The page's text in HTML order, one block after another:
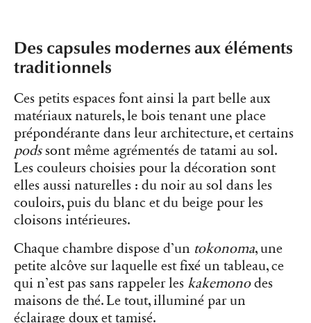
Des capsules modernes aux éléments
traditionnels
Ces petits espaces font ainsi la part belle aux
matériaux naturels, le bois tenant une place
prépondérante dans leur architecture, et certains
podssont même agrémentés de tatami au sol.
Les couleurs choisies pour la décoration sont
elles aussi naturelles : du noir au sol dans les
couloirs, puis du blanc et du beige pour les
cloisons intérieures.
Chaque chambre dispose d’un tokonoma, une
petite alcôve sur laquelle est fixé un tableau, ce
qui n’est pas sans rappeler les kakemonodes
maisons de thé. Le tout, illuminé par un
éclairage doux et tamisé.